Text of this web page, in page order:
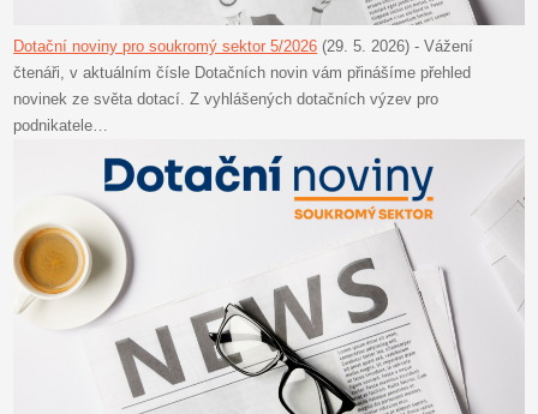
Dotační noviny pro soukromý sektor 5/2026 (29. 5. 2026) - Vážení
čtenáři, v aktuálním čísle Dotačních novin vám přinášíme přehled
novinek ze světa dotací. Z vyhlášených dotačních výzev pro
podnikatele…